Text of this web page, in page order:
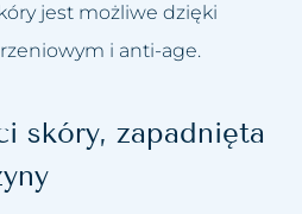
podbródka
jest możliwe dzięki
i anti-age.
skóry, zapadnięta